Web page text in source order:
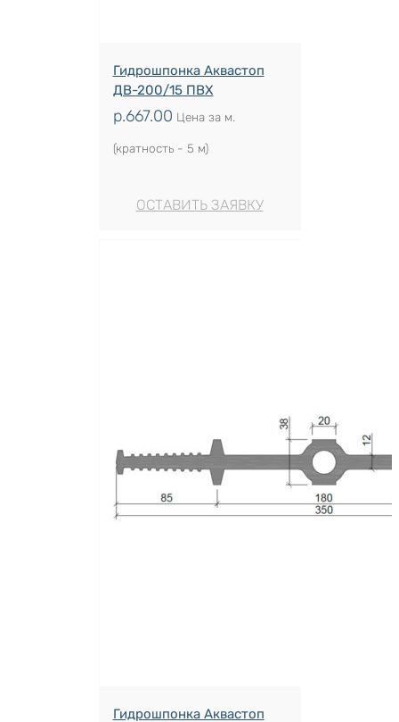
Гидрошпонка Аквастоп
ДВ-200/15 ПВХ
р.667.00 Цена за м.
(кратность - 5 м)
ОСТАВИТЬ ЗАЯВКУ
Гидрошпонка Аквастоп